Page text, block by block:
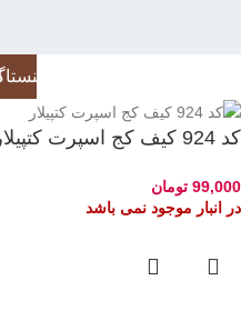
کد 924 کیف کج اسپرت کتپیلار
99,000 تومان
در انبار موجود نمی باشد